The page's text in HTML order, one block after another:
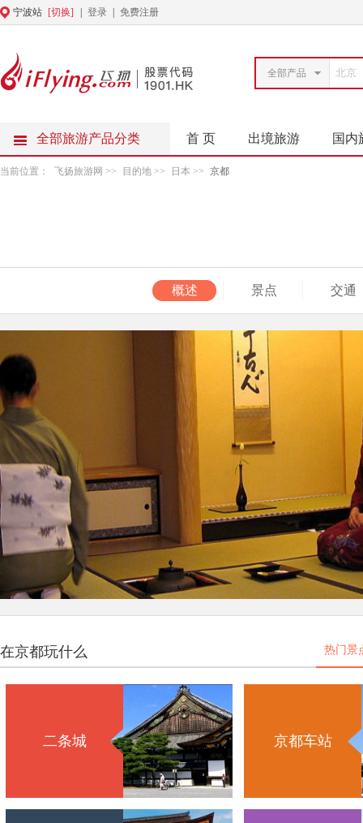
宁波站 [切换] 登录 免费注册
全部产品
全部旅游产品分类 首 页 出境旅游 国内
当前位置： 飞扬旅游网 >> 目的地 >> 日本 >> 京都
概述 景点 交通
在京都玩什么 热门景
二条城 京都车站